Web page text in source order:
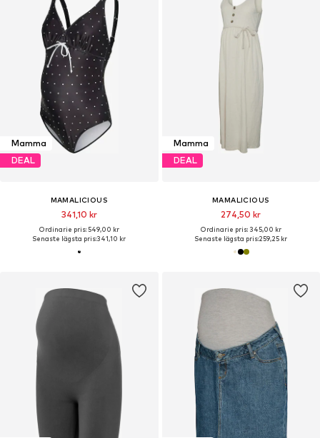
Mamma
DEAL
MAMALICIOUS
341,10 kr
Ordinarie pris: 549,00 kr
Senaste lägsta pris:341,10 kr
Mamma
DEAL
MAMALICIOUS
274,50 kr
Ordinarie pris: 345,00 kr
Senaste lägsta pris:259,25 kr